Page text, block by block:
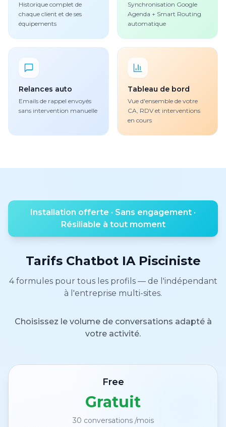
Historique complet de
chaque client et de ses
équipements
Synchronisation Google
Agenda + Smart Routing
automatique
Relances auto
Emails de rappel envoyés
sans intervention manuelle
Tableau de bord
Vue d'ensemble de votre
CA, RDV et interventions
en cours
Installation offerte · Sans engagement ·
Résiliable à tout moment
Tarifs Chatbot IA Pisciniste
4 formules pour tous les profils — de l'indépendant
à l'entreprise multi-sites.
Choisissez le volume de conversations adapté à
votre activité.
Free
Gratuit
30 conversations /mois